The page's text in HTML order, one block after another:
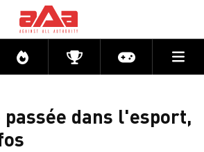
Directs CompétitionsActu jeux
passée dans l'esport,